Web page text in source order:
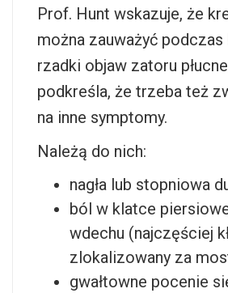
Prof. Hunt wskazuje, że
można zauważyć
rzadki objaw zatoru
podkreśla, że trzeba też
na inne symptomy.
Należą do nich:
nagła lub stopniowa
ból w klatce
wdechu (najczęściej
zlokalizowany za
gwałtowne pocenie